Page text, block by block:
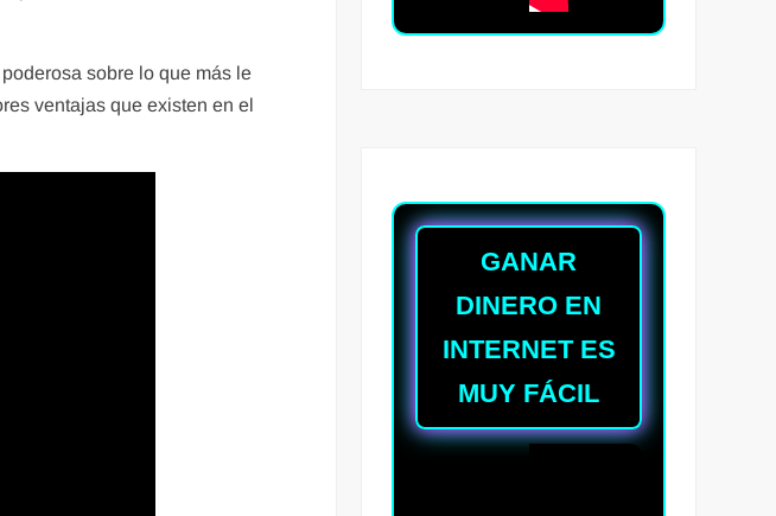
sobre lo que más le
ventajas que existen en el
GANAR
DINERO EN
INTERNET ES
MUY FÁCIL